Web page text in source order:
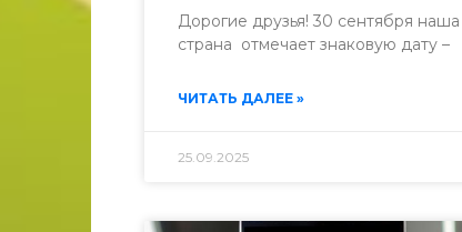
Дорогие друзья! 30 сентября наша
страна отмечает знаковую дату –
ЧИТАТЬ ДАЛЕЕ »
25.09.2025